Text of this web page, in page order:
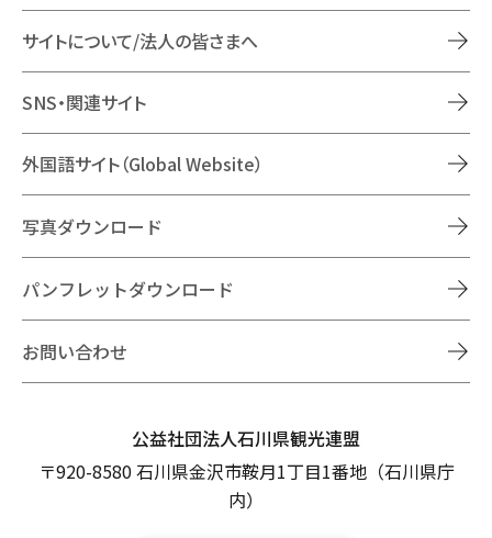
サイトについて/法人の皆さまへ
SNS・関連サイト
外国語サイト（Global Website）
写真ダウンロード
パンフレットダウンロード
お問い合わせ
公益社団法人石川県観光連盟
〒920-8580 石川県金沢市鞍月1丁目1番地（石川県庁
内）